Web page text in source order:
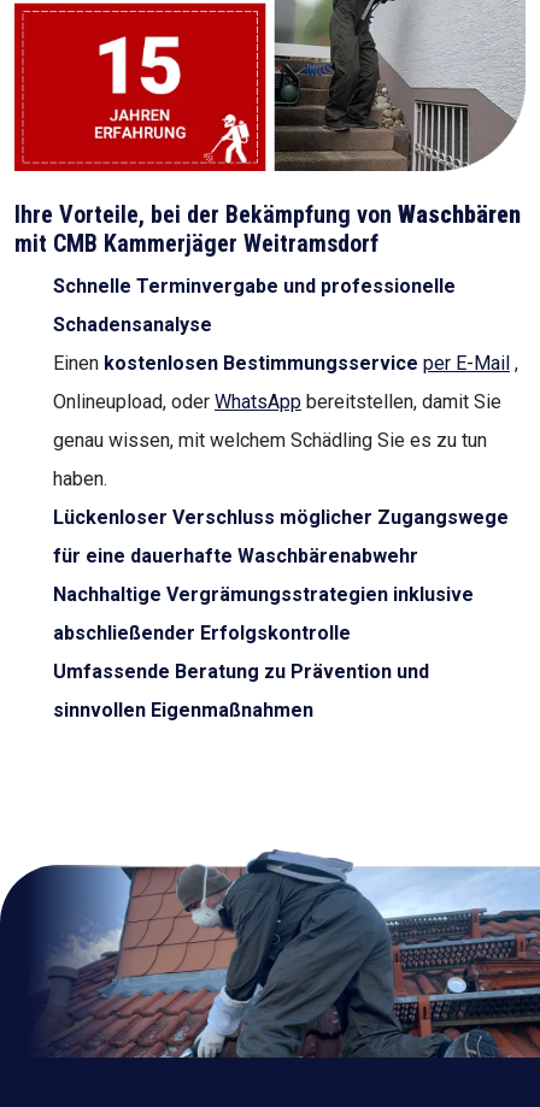
Ihre Vorteile, bei der Bekämpfung von Waschbären
mit CMB Kammerjäger Weitramsdorf
Schnelle Terminvergabe und professionelle
Schadensanalyse
Einen kostenlosen Bestimmungsservice per E-Mail ,
Onlineupload, oder WhatsApp bereitstellen, damit Sie
genau wissen, mit welchem Schädling Sie es zu tun
haben.
Lückenloser Verschluss möglicher Zugangswege
für eine dauerhafte Waschbärenabwehr
Nachhaltige Vergrämungsstrategien inklusive
abschließender Erfolgskontrolle
Umfassende Beratung zu Prävention und
sinnvollen Eigenmaßnahmen